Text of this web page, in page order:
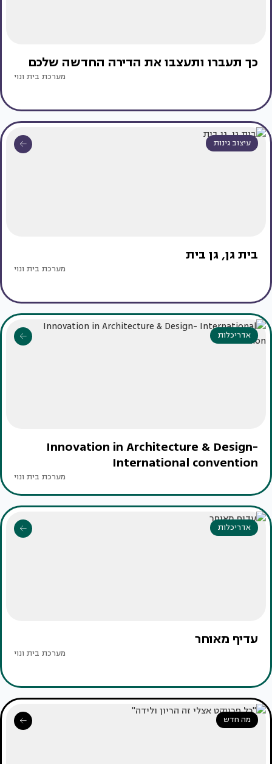
כך תעברו ותעצבו את הדירה החדשה שלכם
מערכת בית ונוי
עיצוב גינות
בית גן, גן בית
מערכת בית ונוי
אדריכלות
Innovation in Architecture & Design-
International convention
מערכת בית ונוי
אדריכלות
עדיף מאוחר
מערכת בית ונוי
מה חדש